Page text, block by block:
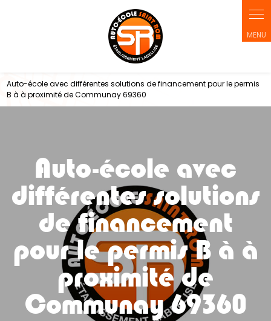
Auto-école avec différentes solutions de financement pour le permis
B à à proximité de Communay 69360
Auto-école avec
différentes solutions
de financement
pour le permis B à à
proximité de
Communay 69360
Panneau de gestion des cookies